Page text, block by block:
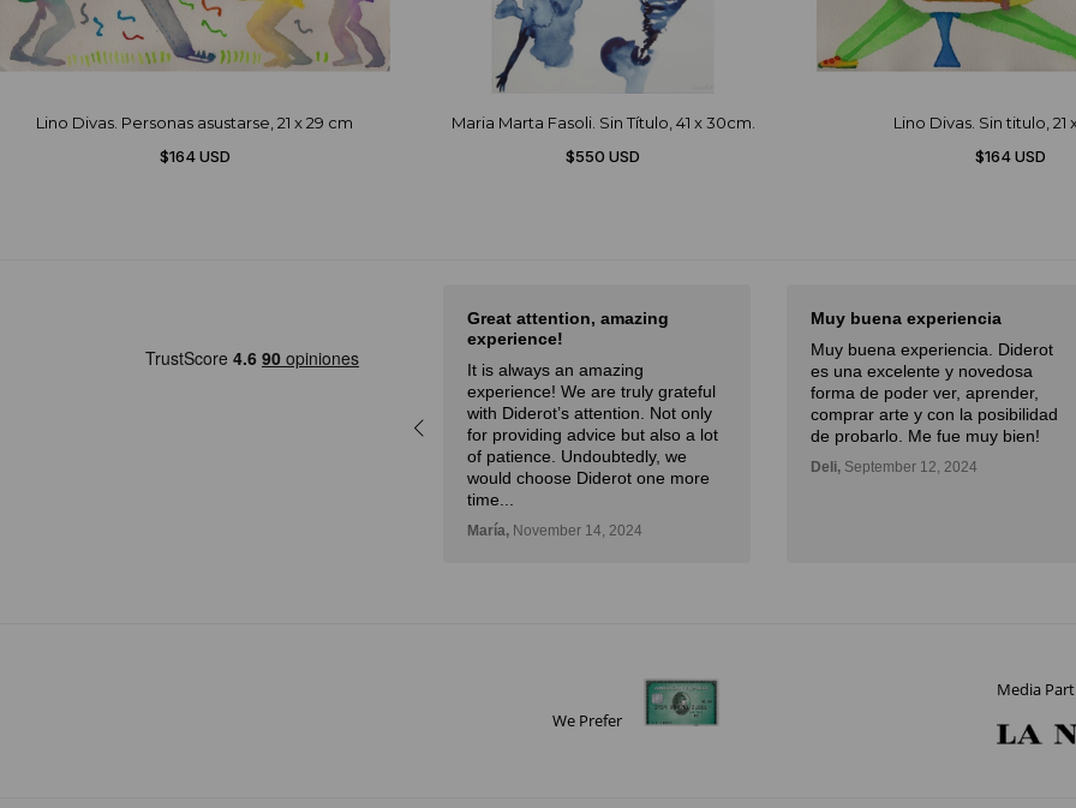
Lino Divas. Personas asustarse, 21 x 29 cm
$164 USD
Maria Marta Fasoli. Sin Título, 41 x 30cm.
$550 USD
Lino Divas. Sin titulo, 21
$164 USD
Eduardo,28 de febrero, 2024
Great attention, amazing
experience!
It is always an amazing
experience! We are truly grateful
with Diderot’s attention. Not only
for providing advice but also a lot
of patience. Undoubtedly, we
would choose Diderot one more
time...
María, November 14, 2024
Muy buena experiencia
Muy buena experiencia. Diderot
es una excelente y novedosa
forma de poder ver, aprender,
comprar arte y con la posibilidad
de probarlo. Me fue muy bien!
Deli, September 12, 2024
We Prefer
Media